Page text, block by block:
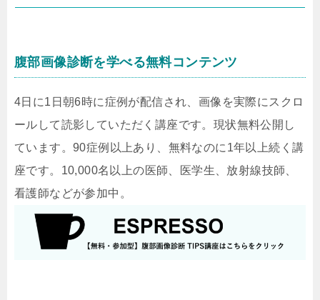
腹部画像診断を学べる無料コンテンツ
4日に1日朝6時に症例が配信され、画像を実際にスクロ
ールして読影していただく講座です。現状無料公開し
ています。90症例以上あり、無料なのに1年以上続く講
座です。10,000名以上の医師、医学生、放射線技師、
看護師などが参加中。